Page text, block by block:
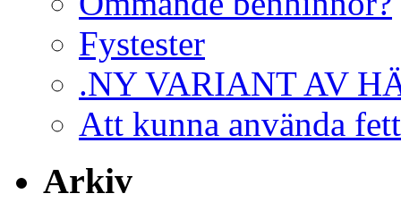
Fystester
.NY VARIANT AV
Att kunna använda
Arkiv